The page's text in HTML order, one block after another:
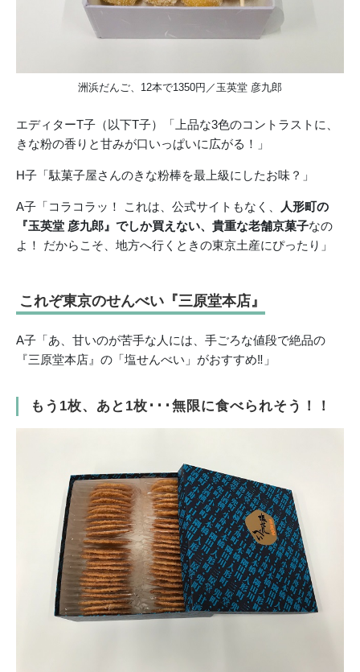
洲浜だんご、12本で1350円／玉英堂 彦九郎
エディターT子（以下T子）「上品な3色のコントラストに、
きな粉の香りと甘みが口いっぱいに広がる！」
H子「駄菓子屋さんのきな粉棒を最上級にしたお味？」
A子「コラコラッ！ これは、公式サイトもなく、
人形町の
『玉英堂 彦九郎』でしか買えない、貴重な老舗京菓子なの
よ！ だからこそ、地方へ行くときの東京土産にぴったり」
これぞ東京のせんべい『三原堂本店』
A子「あ、甘いのが苦手な人には、手ごろな値段で絶品の
『三原堂本店』の「塩せんべい」がおすすめ‼」
もう1枚、あと1枚･･･無限に食べられそう！！